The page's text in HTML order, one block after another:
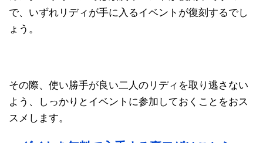
で、いずれリディが手に入るイベントが復刻するでし
ょう。
その際、使い勝手が良い二人のリディを取り逃さない
よう、しっかりとイベントに参加しておくことをおス
スメします。